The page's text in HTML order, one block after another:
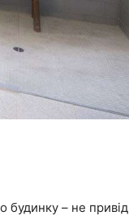
будинку – не привід